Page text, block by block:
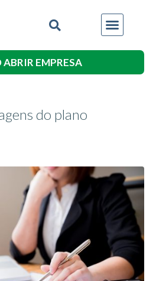
ABRIR EMPRESA
do plano